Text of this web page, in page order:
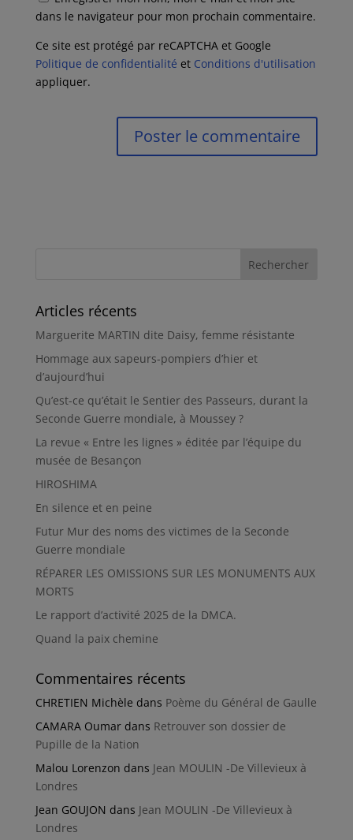
dans le navigateur pour mon prochain commentaire.
Ce site est protégé par reCAPTCHA et Google
Politique de confidentialité et Conditions d'utilisation
appliquer.
Articles récents
Marguerite MARTIN dite Daisy, femme résistante
Hommage aux sapeurs-pompiers d’hier et
d’aujourd’hui
Qu’est-ce qu’était le Sentier des Passeurs, durant la
Seconde Guerre mondiale, à Moussey ?
La revue « Entre les lignes » éditée par l’équipe du
musée de Besançon
HIROSHIMA
En silence et en peine
Futur Mur des noms des victimes de la Seconde
Guerre mondiale
RÉPARER LES OMISSIONS SUR LES MONUMENTS AUX
MORTS
Le rapport d’activité 2025 de la DMCA.
Quand la paix chemine
Commentaires récents
CHRETIEN Michèle dans Poème du Général de Gaulle
CAMARA Oumardans Retrouver son dossier de
Pupille de la Nation
Malou Lorenzon dans Jean MOULIN -De Villevieux à
Londres
Jean GOUJON dans Jean MOULIN -De Villevieux à
Londres